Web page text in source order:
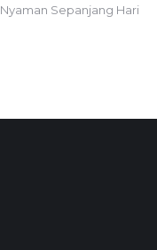
Nyaman Sepanjang Hari